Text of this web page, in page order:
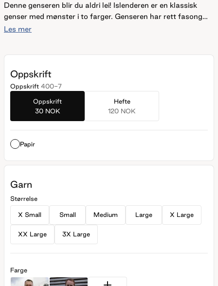
Denne genseren blir du aldri lei! Islenderen er en klassisk
genser med mønster i to farger. Genseren har rett fasong,
isydde ermer og ribbestrikkede kanter med striper.
(https://www.raumagarn.no/produkt/tilbehor/fremstrikk)
Les mer
Oppskrift
Oppskrift 400-7
Oppskrift
30 NOK
Hefte
120 NOK
Papir
Garn
Størrelse
X Small Small Medium Large X Large
XX Large 3X Large
Farge